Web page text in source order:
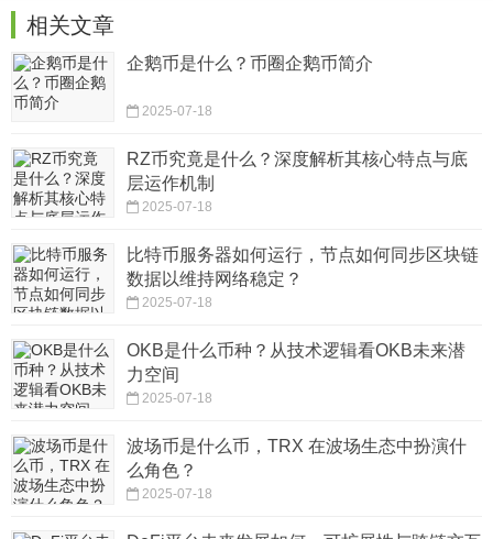
相关文章
企鹅币是什么？币圈企鹅币简介
2025-07-18
RZ币究竟是什么？深度解析其核心特点与底
层运作机制
2025-07-18
比特币服务器如何运行，节点如何同步区块链
数据以维持网络稳定？
2025-07-18
OKB是什么币种？从技术逻辑看OKB未来潜
力空间
2025-07-18
波场币是什么币，TRX 在波场生态中扮演什
么角色？
2025-07-18